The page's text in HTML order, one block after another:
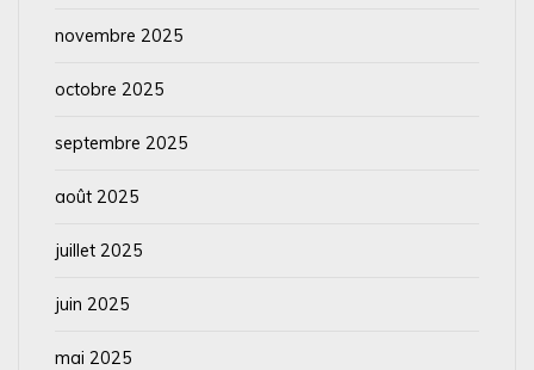
novembre 2025
octobre 2025
septembre 2025
août 2025
juillet 2025
juin 2025
mai 2025